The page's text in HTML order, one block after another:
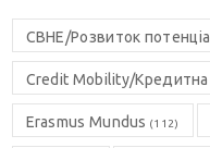
CBHE/Розвиток
Credit Mobility/Кредитна
Erasmus Mundus (112)